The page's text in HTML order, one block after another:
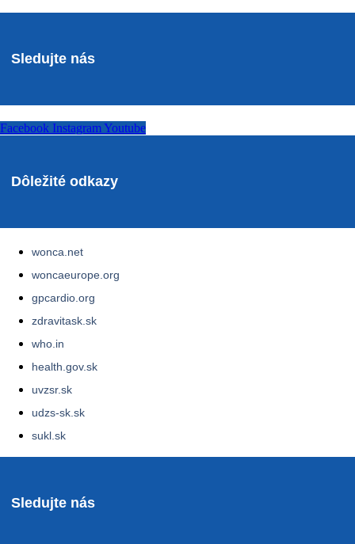
Sledujte nás
Facebook Instagram Youtube
Dôležité odkazy
wonca.net
woncaeurope.org
gpcardio.org
zdravitask.sk
who.in
health.gov.sk
uvzsr.sk
udzs-sk.sk
sukl.sk
Sledujte nás